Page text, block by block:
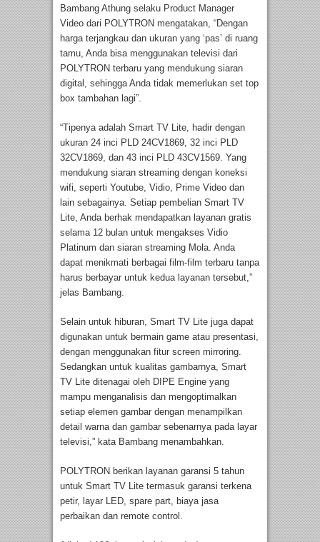
Bambang Athung selaku Product Manager
Video dari POLYTRON mengatakan, “Dengan
harga terjangkau dan ukuran yang ‘pas’ di ruang
tamu, Anda bisa menggunakan televisi dari
POLYTRON terbaru yang mendukung siaran
digital, sehingga Anda tidak memerlukan set top
box tambahan lagi”.
“Tipenya adalah Smart TV Lite, hadir dengan
ukuran 24 inci PLD 24CV1869, 32 inci PLD
32CV1869, dan 43 inci PLD 43CV1569. Yang
mendukung siaran streaming dengan koneksi
wifi, seperti Youtube, Vidio, Prime Video dan
lain sebagainya. Setiap pembelian Smart TV
Lite, Anda berhak mendapatkan layanan gratis
selama 12 bulan untuk mengakses Vidio
Platinum dan siaran streaming Mola. Anda
dapat menikmati berbagai film-film terbaru tanpa
harus berbayar untuk kedua layanan tersebut,”
jelas Bambang.
Selain untuk hiburan, Smart TV Lite juga dapat
digunakan untuk bermain game atau presentasi,
dengan menggunakan fitur screen mirroring.
Sedangkan untuk kualitas gambarnya, Smart
TV Lite ditenagai oleh DIPE Engine yang
mampu menganalisis dan mengoptimalkan
setiap elemen gambar dengan menampilkan
detail warna dan gambar sebenarnya pada layar
televisi,” kata Bambang menambahkan.
POLYTRON berikan layanan garansi 5 tahun
untuk Smart TV Lite termasuk garansi terkena
petir, layar LED, spare part, biaya jasa
perbaikan dan remote control.